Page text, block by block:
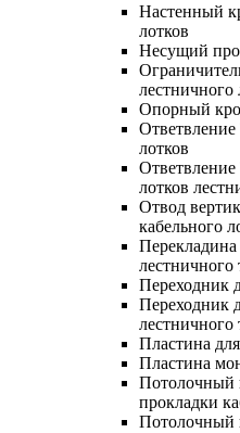
Настенный
лотков
Несущий
лестничного
Опорный
Ответвление
лотков
Ответвление
лотков
Отвод
кабельного
Перекладина
лестничного
Переходник
Переходник
лестничного
Пластина
Пластина
Потолочный
прокладки
Потолочный